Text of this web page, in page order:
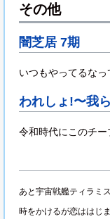
その他
闇芝居 7期
いつもやってるなっ
われしょ!〜我
令和時代にこのチ
あと宇宙戦艦ティラミ
時をかけるが恋ははじ